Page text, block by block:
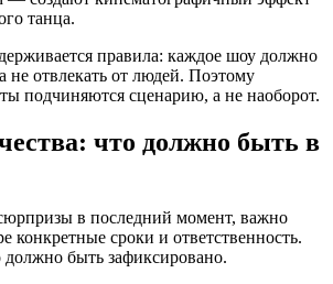
танца.
правила: каждое шоу должно
не отвлекать от людей. Поэтому
подчиняются сценарию, а не наоборот.
что должно быть в
в последний момент, важно
конкретные сроки и ответственность.
должно быть зафиксировано.